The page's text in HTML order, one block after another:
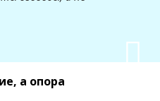
а опора